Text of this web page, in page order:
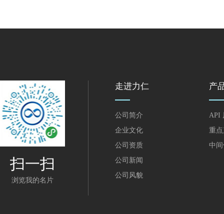
扫一扫
浏览我的名片
走进力仁
公司简介
企业文化
公司资质
公司新闻
公司风貌
产
API
重
中